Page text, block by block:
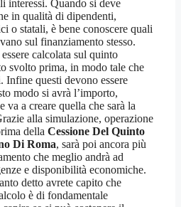
interessi. Quando si deve
in qualità di dipendenti,
o statali, è bene conoscere quali
sul finanziamento stesso.
calcolata sul quinto
svolto prima, in modo tale che
Infine questi devono essere
modo si avrà l’importo,
va a creare quella che sarà la
alla simulazione, operazione
della Cessione Del Quinto
Di Roma, sarà poi ancora più
che meglio andrà ad
e disponibilità economiche.
detto avrete capito che
è di fondamentale